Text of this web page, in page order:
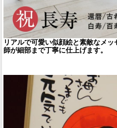
リアルで可愛い似顔絵と素敵なメ
師が細部まで丁寧に仕上げます。